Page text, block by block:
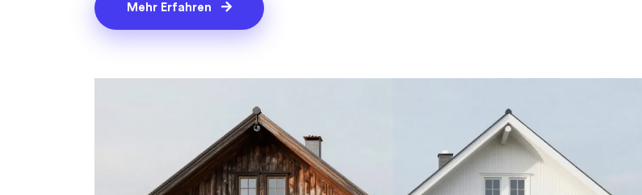
Mehr Erfahren